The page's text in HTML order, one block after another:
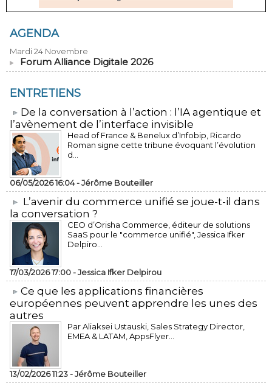
AGENDA
Mardi 24 Novembre
Forum Alliance Digitale 2026
ENTRETIENS
​De la conversation à l’action : l’IA agentique et
l’avènement de l’interface invisible
Head of France & Benelux d’Infobip, Ricardo
Roman signe cette tribune évoquant l’évolution
d...
06/05/2026 16:04 -Jérôme Bouteiller
L’avenir du commerce unifié se joue-t-il dans
la conversation ?
CEO d’Orisha Commerce, éditeur de solutions
SaaS pour le "commerce unifié", Jessica Ifker
Delpiro...
17/03/2026 17:00 -Jessica Ifker Delpirou
​Ce que les applications financières
européennes peuvent apprendre les unes des
autres
Par Aliaksei Ustauski, Sales Strategy Director,
EMEA & LATAM, AppsFlyer...
13/02/2026 11:23 -Jérôme Bouteiller